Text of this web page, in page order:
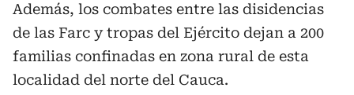
Además, los combates entre las disidencias
de las Farc y tropas del Ejército dejan a 200
familias confinadas en zona rural de esta
localidad del norte del Cauca.